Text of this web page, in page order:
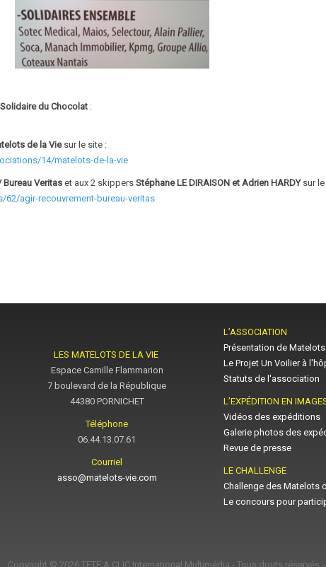
du Chocolat :
de la Viesur le site :
14/matelots-de-la-vie
Veritas et aux 2 skippers Stéphane LE DIRAISON et Adrien HARDYsur le
agir-recouvrement-bureau-veritas
LES MATELOTS DE LA VIE
Espace Camille Flammarion
7 boulevard de la République
44380 PORNICHET
Téléphone
06.44.13.07.61
Courriel
asso@matelots-vie.com
L’ASSOCIATION
Présentation de
Le Projet Un Voilier à
Statuts de l'association
L’EXPÉDITION EN
Vidéos des expéditions
Galerie photos des
Revue de presse
LE CHALLENGE
Challenge des Matelots
Le concours pour
Copyright © 2026 TETE A CLIC International Multimédia - Tous droits réservés